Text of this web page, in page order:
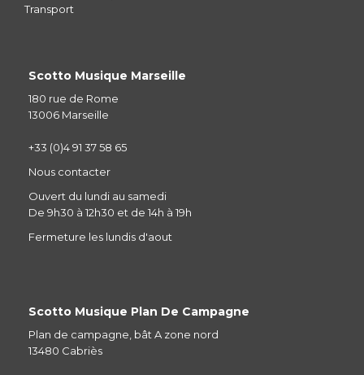
Transport
Scotto Musique Marseille
180 rue de Rome
13006 Marseille
+33 (0)4 91 37 58 65
Nous contacter
Ouvert du lundi au samedi
De 9h30 à 12h30 et de 14h à 19h
Fermeture les lundis d'aout
Scotto Musique Plan De Campagne
Plan de campagne, bât A zone nord
13480 Cabriès